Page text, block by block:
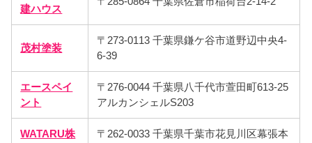
建ハウス
茂村塗装
〒273-0113 千葉県鎌ケ谷市道野辺中央4-
6-39
エースペイ
ント
〒276-0044 千葉県八千代市萱田町613-25
アルカンシェルS203
WATARU株
〒262-0033 千葉県千葉市花見川区幕張本